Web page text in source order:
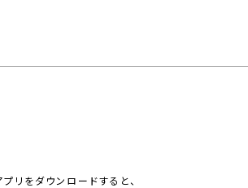
リをダウンロードすると、